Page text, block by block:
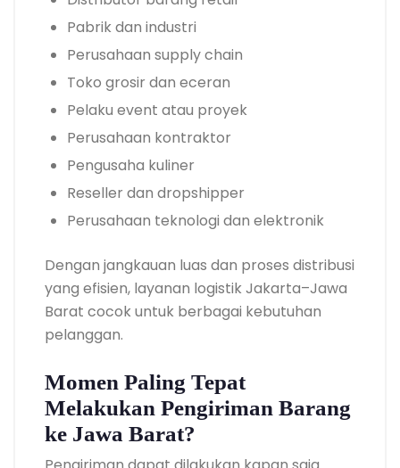
Pabrik dan industri
Perusahaan supply chain
Toko grosir dan eceran
Pelaku event atau proyek
Perusahaan kontraktor
Pengusaha kuliner
Reseller dan dropshipper
Perusahaan teknologi dan elektronik
Dengan jangkauan luas dan proses distribusi
yang efisien, layanan logistik Jakarta–Jawa
Barat cocok untuk berbagai kebutuhan
pelanggan.
Momen Paling Tepat
Melakukan Pengiriman Barang
ke Jawa Barat?